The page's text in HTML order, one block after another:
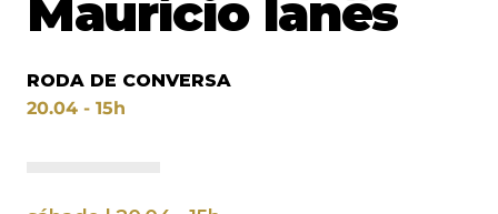
Maurício Ianês
RODA DE CONVERSA
20.04 - 15h